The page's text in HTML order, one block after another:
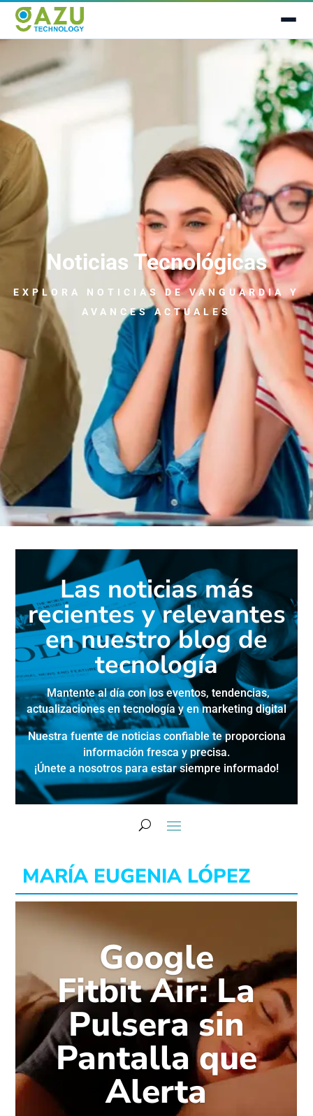
Noticias Tecnológicas
EXPLORA NOTICIASDE VANGUARDIA Y
AVANCES ACTUALES
Las noticias más
recientes y relevantes
en nuestro blog de
tecnología
Mantente al día con los eventos, tendencias,
actualizaciones entecnología y en marketing digital
Nuestra fuente de noticias confiable te proporciona
información fresca y precisa.
¡Únete a nosotros para estar siempre informado!
MARÍA EUGENIA LÓPEZ
Google
Fitbit Air: La
Pulsera sin
Pantalla que
Alerta